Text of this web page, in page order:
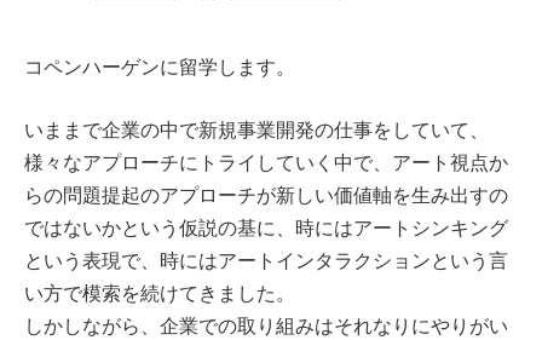
コペンハーゲンに留学します。
いままで企業の中で新規事業開発の仕事をしていて、
様々なアプローチにトライしていく中で、アート視点か
らの問題提起のアプローチが新しい価値軸を生み出すの
ではないかという仮説の基に、時にはアートシンキング
という表現で、時にはアートインタラクションという言
い方で模索を続けてきました。
しかしながら、企業での取り組みはそれなりにやりがい